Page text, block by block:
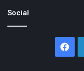
Social